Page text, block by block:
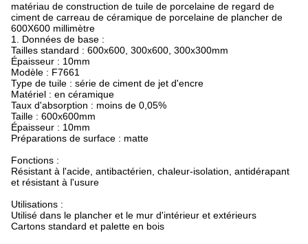
matériau de construction de tuile de porcelaine de regard de
ciment de carreau de céramique de porcelaine de plancher de
600X600 millimètre
1. Données de base :
Tailles standard : 600x600, 300x600, 300x300mm
Épaisseur : 10mm
Modèle : F7661
Type de tuile : série de ciment de jet d'encre
Matériel : en céramique
Taux d'absorption : moins de 0,05%
Taille : 600x600mm
Épaisseur : 10mm
Préparations de surface : matte
Fonctions :
Résistant à l'acide, antibactérien, chaleur-isolation, antidérapant
et résistant à l'usure
Utilisations :
Utilisé dans le plancher et le mur d'intérieur et extérieurs
Cartons standard et palette en bois